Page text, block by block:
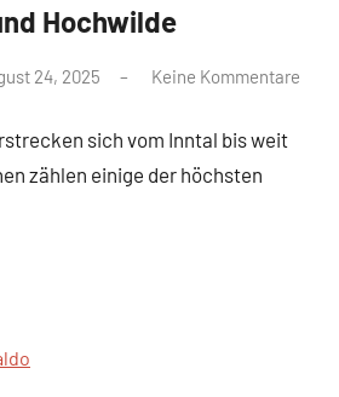
Hochwilde
24, 2025 Keine Kommentare
sich vom Inntal bis weit
zählen einige der höchsten